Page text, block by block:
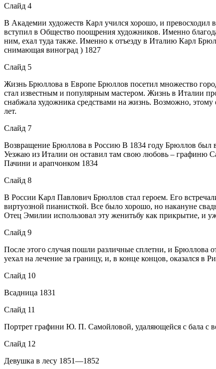
Слайд 4
В Академии художеств Карл учился хорошо, и превосходил
вступил в Общество поощрения художников. Именно
ним, ехал туда также. Именно к отъезду в Италию Карл
снимающая виноград ) 1827
Слайд 5
Жизнь Брюллова в Европе Брюллов посетил множество
стал известным и популярным мастером. Жизнь в Италии
снабжала художника средствами на жизнь. Возможно,
лет.
Слайд 7
Возвращение Брюллова в Россию В 1834 году Брюллов был
Уезжаю из Италии он оставил там свою любовь – графиню
Пачини и арапчонком 1834
Слайд 8
В России Карл Павлович Брюллов стал героем. Его
виртуозной пианисткой. Все было хорошо, но накануне
Отец Эмилии использовал эту женитьбу как прикрытие, и
Слайд 9
После этого случая пошли различные сплетни, и Брюллова
уехал на лечение за границу, и, в конце концов, оказался в
Слайд 10
Всадница 1831
Слайд 11
Портрет графини Ю. П. Самойловой, удаляющейся с бала с
Слайд 12
Девушка в лесу 1851—1852